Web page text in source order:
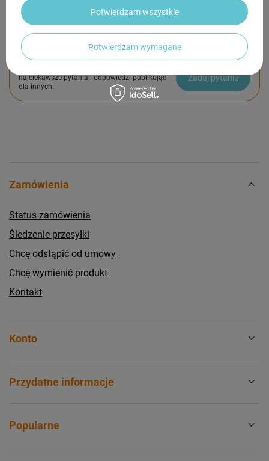
OPINIE
Potrzebujesz pomocy? Masz pytania?
najciekawsze pytania i odpowiedzi publikując
dla innych.
Zadaj pytanie
Zamówienia
Status zamówienia
Śledzenie przesyłki
Chcę odstąpić od umowy
Chcę wymienić produkt
Kontakt
Konto
Przydatne informacje
Popularne
Potwierdzam wymagane
Potwierdzam wszystkie